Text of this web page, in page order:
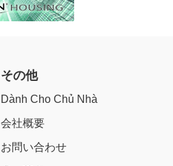
その他
Dành Cho Chủ Nhà
会社概要
お問い合わせ